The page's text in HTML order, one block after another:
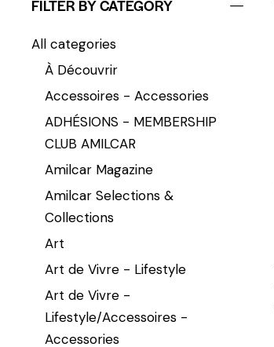
FILTER BY CATEGORY
All categories
À Découvrir
Accessoires - Accessories
ADHÉSIONS - MEMBERSHIP
CLUB AMILCAR
Amilcar Magazine
Amilcar Selections &
Collections
Art
Art de Vivre - Lifestyle
Art de Vivre -
Lifestyle/Accessoires -
Accessories